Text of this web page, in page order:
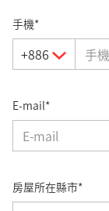
手機*
+886
E-mail*
房屋所在縣市*